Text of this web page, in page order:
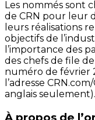
Les nommés sont
de CRN pour leur
leurs réalisations
objectifs de
l’importance des
des chefs de file
numéro de février
l’adresse
anglais seulement).